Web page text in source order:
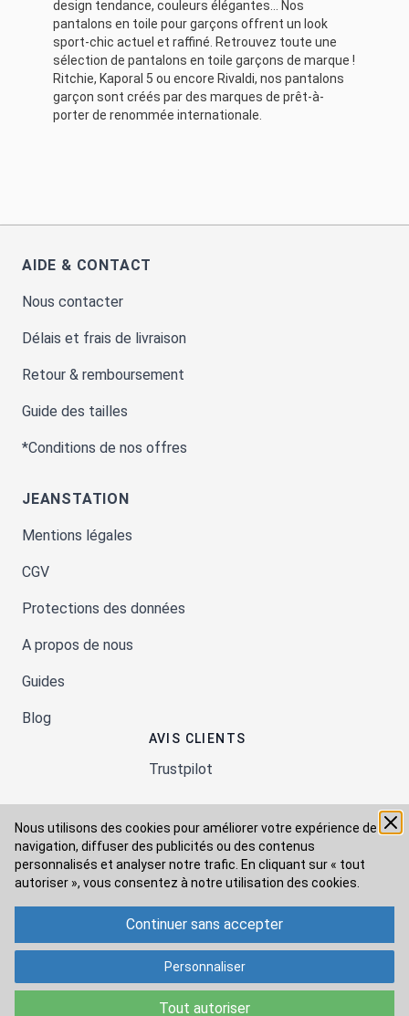
Nous utilisons des cookies pour améliorer votre expérience de
navigation, diffuser des publicités ou des contenus
personnalisés et analyser notre trafic. En cliquant sur « tout
autoriser », vous consentez à notre utilisation des cookies.
Tout autoriser
Continuer sans accepter
Personnaliser
design tendance, couleurs élégantes… Nos
pantalons en toile pour garçons offrent un look
sport-chic actuel et raffiné. Retrouvez toute une
sélection de pantalons en toile garçons de marque !
Ritchie, Kaporal 5 ou encore Rivaldi, nos pantalons
garçon sont créés par des marques de prêt-à-
porter de renommée internationale.
AIDE & CONTACT
Nous contacter
Délais et frais de livraison
Retour & remboursement
Guide des tailles
*Conditions de nos offres
JEANSTATION
Mentions légales
CGV
Protections des données
A propos de nous
Guides
Blog
AVIS CLIENTS
Trustpilot
Moyens de paiement
Modes de livraison